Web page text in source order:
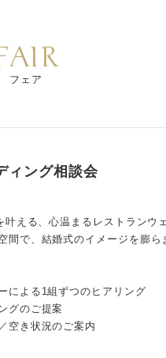
フェア
ィング相談会
叶える、心温まるレストランウ
間で、結婚式のイメージを膨ら
による1組ずつのヒアリング
グのご提案
空き状況のご案内